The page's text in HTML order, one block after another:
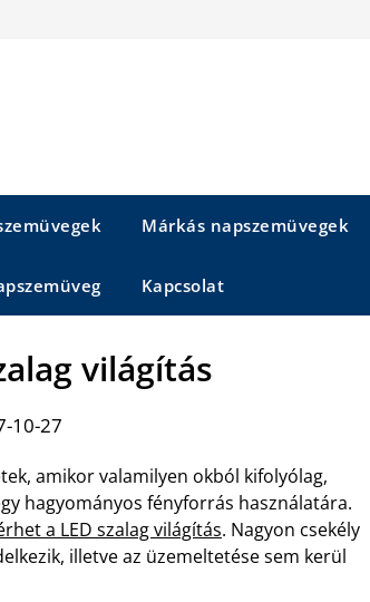
Márkás napszemüvegek
Kapcsolat
világítás
10-27
amikor valamilyen okból kifolyólag,
hagyományos fényforrás használatára.
a LED szalag világítás. Nagyon csekély
illetve az üzemeltetése sem kerül